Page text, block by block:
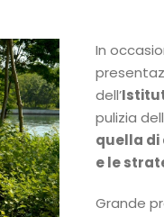
In
dell’
pulizia
quella di
e le
Grande